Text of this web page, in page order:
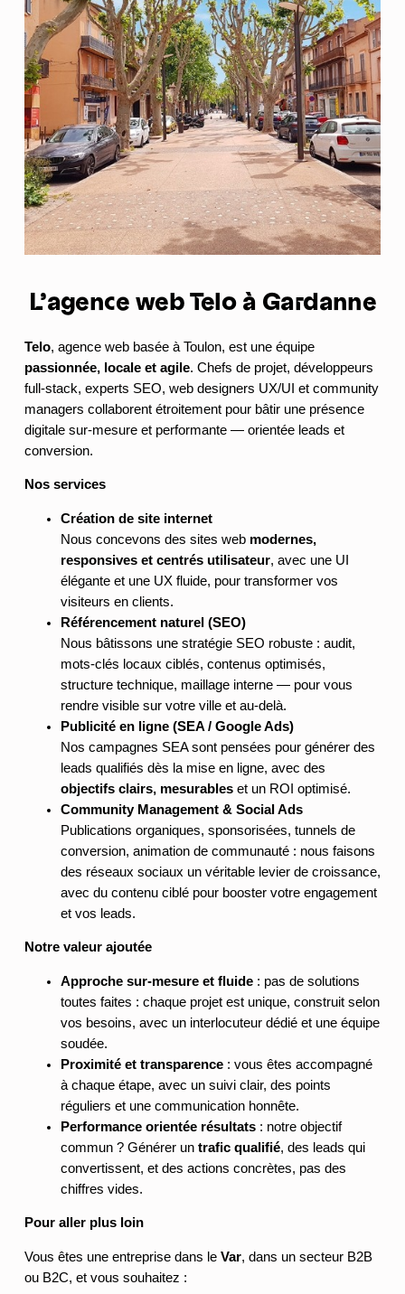
L’agence web Telo à Gardanne
Telo, agence web basée à Toulon, est une équipe
passionnée, locale et agile. Chefs de projet, développeurs
full-stack, experts SEO, web designers UX/UI et community
managers collaborent étroitement pour bâtir une présence
digitale sur-mesure et performante — orientée leads et
conversion.
Nos services
Création de site internet
Nous concevons des sites web modernes,
responsives et centrés utilisateur, avec une UI
élégante et une UX fluide, pour transformer vos
visiteurs en clients.
Référencement naturel (SEO)
Nous bâtissons une stratégie SEO robuste : audit,
mots-clés locaux ciblés, contenus optimisés,
structure technique, maillage interne — pour vous
rendre visible sur votre ville et au-delà.
Publicité en ligne (SEA / GoogleAds)
Nos campagnes SEA sont pensées pour générer des
leads qualifiés dès la mise en ligne, avec des
objectifs clairs, mesurableset un ROI optimisé.
Community Management & Social Ads
Publications organiques, sponsorisées, tunnels de
conversion, animation de communauté : nous faisons
des réseaux sociaux un véritable levier de croissance,
avec du contenu ciblé pour booster votre engagement
et vos leads.
Notre valeur ajoutée
Approche sur-mesure et fluide: pas de solutions
toutes faites : chaque projet est unique, construit selon
vos besoins, avec un interlocuteur dédié et une équipe
soudée.
Proximité et transparence: vous êtes accompagné
à chaque étape, avec un suivi clair, des points
réguliers et une communication honnête.
Performance orientée résultats: notre objectif
commun ? Générer un trafic qualifié, des leads qui
convertissent, et des actions concrètes, pas des
chiffres vides.
Pour aller plus loin
Vous êtes une entreprise dans le Var, dans un secteur B2B
ou B2C, et vous souhaitez :